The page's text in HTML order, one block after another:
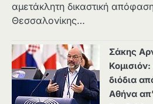
αμετάκλητη δικαστική
Θεσσαλονίκης…
Σάκης
διόδια
Αθήνα